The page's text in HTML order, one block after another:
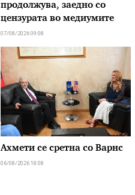
продолжува, заедно со
цензурата во медиумите
07/08/2026 09:08
Ахмети се сретна со Варнс
06/08/2026 18:08